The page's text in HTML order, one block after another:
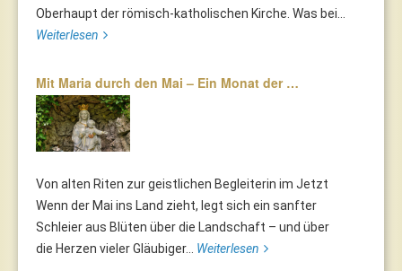
Oberhaupt der römisch-katholischen Kirche. Was bei...
Weiterlesen
Mit Maria durch den Mai – Ein Monat der …
Von alten Riten zur geistlichen Begleiterin im Jetzt
Wenn der Mai ins Land zieht, legt sich ein sanfter
Schleier aus Blüten über die Landschaft – und über
die Herzen vieler Gläubiger... Weiterlesen